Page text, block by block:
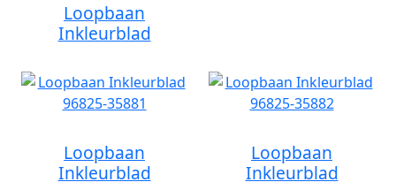
Loopbaan
Inkleurblad
Loopbaan
Inkleurblad
Loopbaan
Inkleurblad